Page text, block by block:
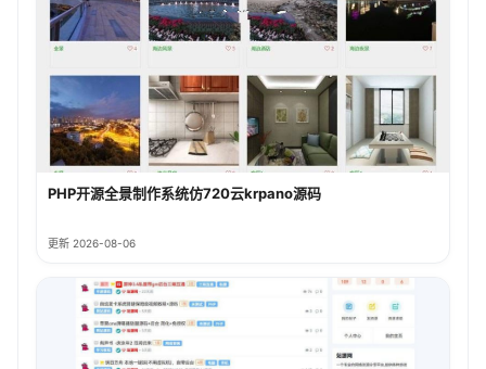
PHP开源全景制作系统仿720云krpano源码
更新 2026-08-06